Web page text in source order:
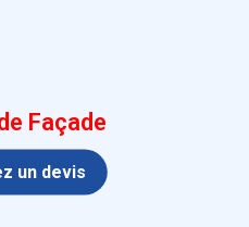
Façade
un devis